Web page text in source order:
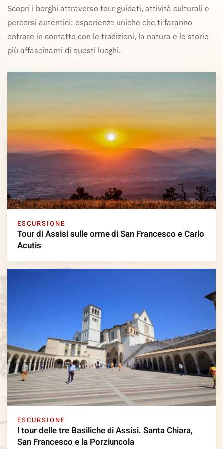
Scopri i borghi attraverso tour guidati, attività culturali e
percorsi autentici: esperienze uniche che ti faranno
entrare in contatto con le tradizioni, la natura e le storie
più affascinanti di questi luoghi.
ESCURSIONE
Tour di Assisi sulle orme di San Francesco e Carlo
Acutis
ESCURSIONE
l tour delle tre Basiliche di Assisi. Santa Chiara,
San Francesco e la Porziuncola